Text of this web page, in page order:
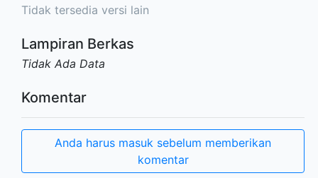
Tidak tersedia versi lain
Lampiran Berkas
Tidak Ada Data
Komentar
Anda harus masuk sebelum memberikan
komentar